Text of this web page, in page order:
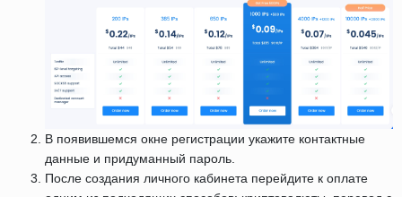
В появившемся окне регистрации укажите контактные
данные и придуманный пароль.
После создания личного кабинета перейдите к оплате